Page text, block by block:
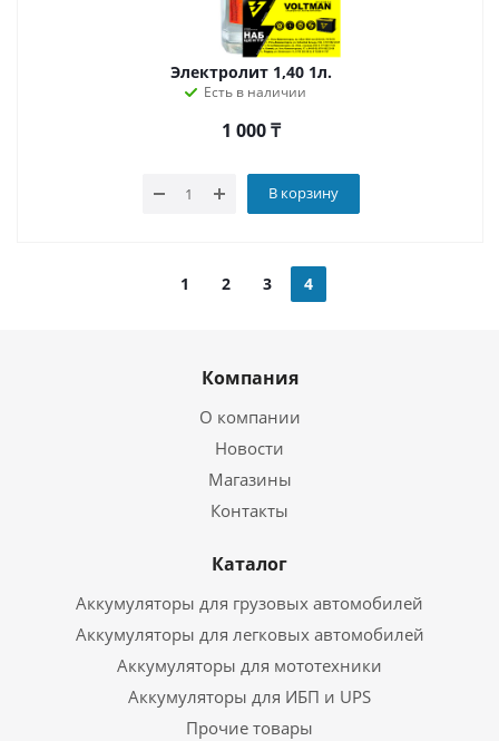
Электролит 1,40 1л.
Есть в наличии
1 000₸
В корзину
1 2 3 4
Компания
О компании
Новости
Магазины
Контакты
Каталог
Аккумуляторы для грузовых автомобилей
Аккумуляторы для легковых автомобилей
Аккумуляторы для мототехники
Аккумуляторы для ИБП и UPS
Прочие товары